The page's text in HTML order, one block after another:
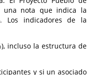
una nota que indica la
Los indicadores de la
incluso la estructura de
y si un asociado